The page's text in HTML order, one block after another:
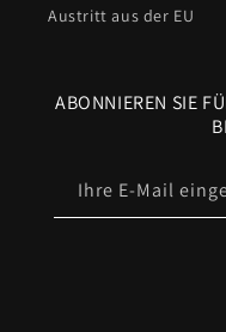
Austritt aus der EU
ABONNIEREN SIE
Ihre E-Mail